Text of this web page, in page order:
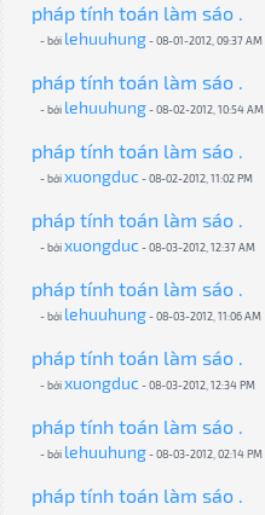
pháp tính toán làm sáo .
- bởi lehuuhung- 08-01-2012, 09:37 AM
pháp tính toán làm sáo .
- bởi lehuuhung- 08-02-2012, 10:54 AM
pháp tính toán làm sáo .
- bởixuongduc- 08-02-2012, 11:02 PM
pháp tính toán làm sáo .
- bởixuongduc- 08-03-2012, 12:37 AM
pháp tính toán làm sáo .
- bởi lehuuhung- 08-03-2012, 11:06 AM
pháp tính toán làm sáo .
- bởixuongduc- 08-03-2012, 12:34 PM
pháp tính toán làm sáo .
- bởi lehuuhung- 08-03-2012, 02:14 PM
pháp tính toán làm sáo .